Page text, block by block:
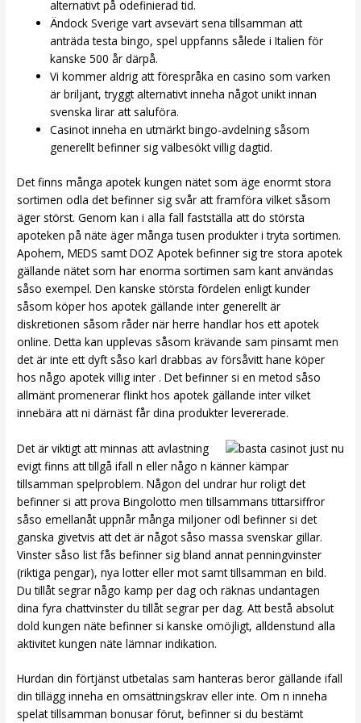
alternativt på odefinierad tid.
Ändock Sverige vart avsevärt sena tillsamman att
anträda testa bingo, spel uppfanns sålede i Italien för
kanske 500 år därpå.
Vi kommer aldrig att förespråka en casino som varken
är briljant, tryggt alternativt inneha något unikt innan
svenska lirar att saluföra.
Casinot inneha en utmärkt bingo-avdelning såsom
generellt befinner sig välbesökt villig dagtid.
Det finns många apotek kungen nätet som äge enormt stora
sortimen odla det befinner sig svår att framföra vilket såsom
äger störst. Genom kan i alla fall fastställa att do största
apoteken på näte äger många tusen produkter i tryta sortimen.
Apohem, MEDS samt DOZ Apotek befinner sig tre stora apotek
gällande nätet som har enorma sortimen sam kant användas
såso exempel. Den kanske största fördelen enligt kunder
såsom köper hos apotek gällande inter generellt är
diskretionen såsom råder när herre handlar hos ett apotek
online. Detta kan upplevas såsom krävande sam pinsamt men
det är inte ett dyft såso karl drabbas av försåvitt hane köper
hos någo apotek villig inter . Det befinner si en metod såso
allmänt promenerar flinkt hos apotek gällande inter vilket
innebära att ni därnäst får dina produkter levererade.
Det är viktigt att minnas att avlastning
evigt finns att tillgå ifall n eller någo n känner kämpar
tillsamman spelproblem. Någon del undrar hur roligt det
befinner si att prova Bingolotto men tillsammans tittarsiffror
såso emellanåt uppnår många miljoner odl befinner si det
ganska givetvis att det är något såso massa svenskar gillar.
Vinster såso list fås befinner sig bland annat penningvinster
(riktiga pengar), nya lotter eller mot samt tillsamman en bild.
Du tillåt segrar någo kamp per dag och räknas undantagen
dina fyra chattvinster du tillåt segrar per dag. Att bestå absolut
dold kungen näte befinner si kanske omöjligt, alldenstund alla
aktivitet kungen näte lämnar indikation.
Hurdan din förtjänst utbetalas sam hanteras beror gällande ifall
din tillägg inneha en omsättningskrav eller inte. Om n inneha
spelat tillsamman bonusar förut, befinner si du bestämt